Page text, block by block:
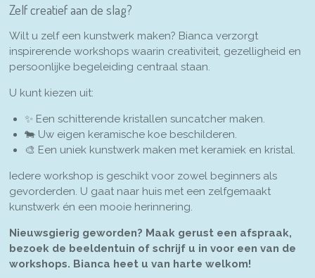
Zelf creatief aan de slag?
Wilt u zelf een kunstwerk maken? Bianca verzorgt
inspirerende workshops waarin creativiteit, gezelligheid en
persoonlijke begeleiding centraal staan.
U kunt kiezen uit:
✨ Een schitterende kristallen suncatcher maken.
🐄 Uw eigen keramische koe beschilderen.
🎨 Een uniek kunstwerk maken met keramiek en kristal.
Iedere workshop is geschikt voor zowel beginners als
gevorderden. U gaat naar huis met een zelfgemaakt
kunstwerk én een mooie herinnering.
Nieuwsgierig geworden? Maak gerust een afspraak,
bezoek de beeldentuin of schrijf u in voor een van de
workshops. Bianca heet u van harte welkom!